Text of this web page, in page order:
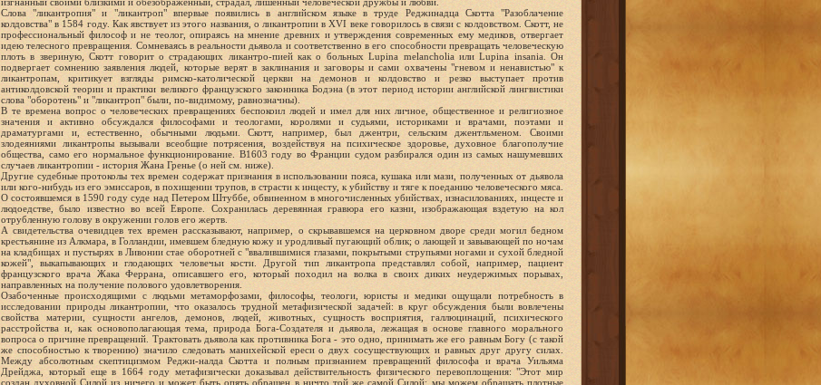
Слова "ликантропия" и "ликантроп" впервые появились в английском языке в труде Реджинадца Скотта "Разоблачение
колдовства" в 1584 году. Как явствует из этого названия, о ликантропии в XVI веке говорилось в связи с колдовством. Скотт, не
профессиональный философ и не теолог, опираясь на мнение древних и утверждения современных ему медиков, отвергает
идею телесного превращения. Сомневаясь в реальности дьявола и соответственно в его способности превращать человеческую
плоть в звериную, Скотт говорит о страдающих ликантро-пией как о больных Lupina melancholia или Lupina insania. Он
подвергает сомнению заявления людей, которые верят в заклинания и заговоры и сами охвачены "гневом и ненавистью" к
ликантропам, критикует взгляды римско-католической церкви на демонов и колдовство и резко выступает против
антиколдовской теории и практики великого французского законника Бодэна (в этот период истории английской лингвистики
слова "оборотень" и "ликантроп" были, по-видимому, равнозначны).
В те времена вопрос о человеческих превращениях беспокоил людей и имел для них личное, общественное и религиозное
значения и активно обсуждался философами и теологами, королями и судьями, историками и врачами, поэтами и
драматургами и, естественно, обычными людьми. Скотт, например, был джентри, сельским джентльменом. Своими
злодеяниями ликантропы вызывали всеобщие потрясения, воздействуя на психическое здоровье, духовное благополучие
общества, само его нормальное функционирование. В1603 году во Франции судом разбирался один из самых нашумевших
случаев ликантропии - история Жана Гренье (о ней см. ниже).
Другие судебные протоколы тех времен содержат признания в использовании пояса, кушака или мази, полученных от дьявола
или кого-нибудь из его эмиссаров, в похищении трупов, в страсти к инцесту, к убийству и тяге к поеданию человеческого мяса.
О состоявшемся в 1590 году суде над Петером Штуббе, обвиненном в многочисленных убийствах, изнасилованиях, инцесте и
людоедстве, было известно во всей Европе. Сохранилась деревянная гравюра его казни, изображающая вздетую на кол
отрубленную голову в окружении голов его жертв.
А свидетельства очевидцев тех времен рассказывают, например, о скрывавшемся на церковном дворе среди могил бедном
крестьянине из Алкмара, в Голландии, имевшем бледную кожу и уродливый пугающий облик; о лающей и завывающей по ночам
на кладбищах и пустырях в Ливонии стае оборотней с "ввалившимися глазами, покрытыми струпьями ногами и сухой бледной
кожей", выкапывающих и глодающих человечьи кости. Другой тип ликантропа представлял собой, например, пациент
французского врача Жака Феррана, описавшего его, который походил на волка в своих диких неудержимых порывах,
направленных на получение полового удовлетворения.
Озабоченные происходящими с людьми метаморфозами, философы, теологи, юристы и медики ощущали потребность в
исследовании природы ликантропии, что оказалось трудной метафизической задачей: в круг обсуждения были вовлечены
свойства материи, сущности ангелов, демонов, людей, животных, сущность восприятия, галлюцинаций, психического
расстройства и, как основополагающая тема, природа Бога-Создателя и дьявола, лежащая в основе главного морального
вопроса о причине превращений. Трактовать дьявола как противника Бога - это одно, принимать же его равным Богу (с такой
же способностью к творению) значило следовать манихейской ереси о двух сосуществующих и равных друг другу силах.
Между абсолютным скептицизмом Реджи-налда Скотта и полным признанием превращений философа и врача Уильяма
Дрейджа, который еще в 1664 году метафизически доказывал действительность физического перевоплощения: "Этот мир
создан духовной Силой из ничего и может быть опять обращен в ничто той же самой Силой: мы можем обращать плотные